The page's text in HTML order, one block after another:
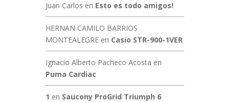
Juan Carlos en Esto es todo amigos!
HERNAN CAMILO BARRIOS
MONTEALEGREen Casio STR-900-1VER
Ignacio Alberto Pacheco Acosta en
Puma Cardiac
1 en Saucony ProGrid Triumph 6